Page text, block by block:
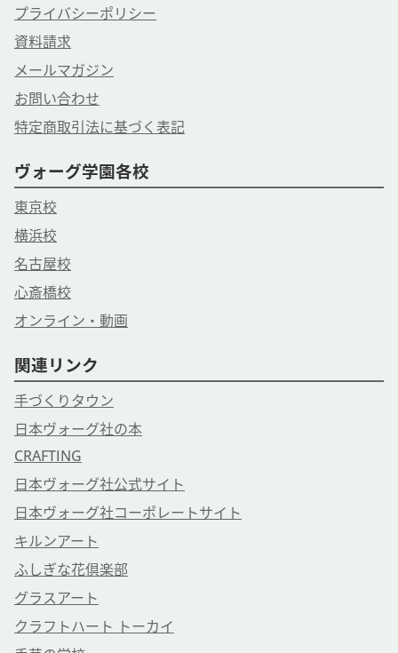
プライバシーポリシー
資料請求
メールマガジン
お問い合わせ
特定商取引法に基づく表記
ヴォーグ学園各校
東京校
横浜校
名古屋校
心斎橋校
オンライン・動画
関連リンク
手づくりタウン
日本ヴォーグ社の本
CRAFTING
日本ヴォーグ社公式サイト
日本ヴォーグ社コーポレートサイト
キルンアート
ふしぎな花倶楽部
グラスアート
クラフトハート トーカイ